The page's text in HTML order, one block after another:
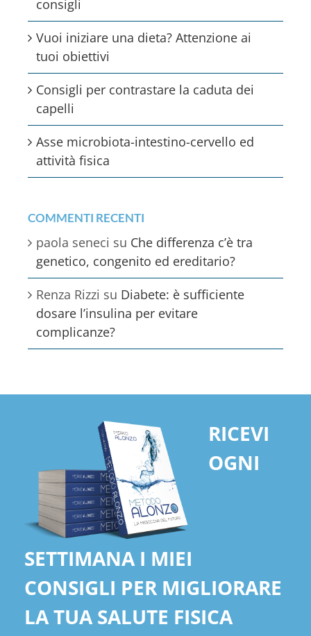
consigli
Vuoi iniziare una dieta? Attenzione ai
tuoi obiettivi
Consigli per contrastare la caduta dei
capelli
Asse microbiota-intestino-cervello ed
attività fisica
COMMENTI RECENTI
paola seneci su Che differenza c’è tra
genetico, congenito ed ereditario?
Renza Rizzi su Diabete: è sufficiente
dosare l’insulina per evitare
complicanze?
RICEVI
OGNI
SETTIMANA I MIEI
CONSIGLI PER MIGLIORARE
LA TUA SALUTE FISICA